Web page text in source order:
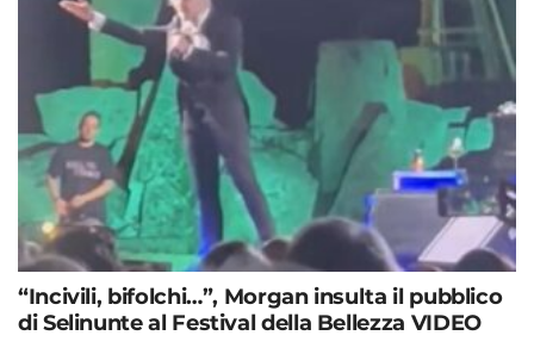
“Incivili, bifolchi…”, Morgan insulta il pubblico
di Selinunte al Festival della Bellezza VIDEO